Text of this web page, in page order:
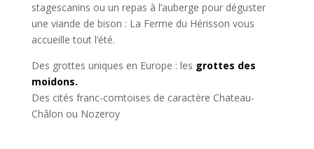
stagescanins ou un repas à l’auberge pour déguster
une viande de bison : La Ferme du Hérisson vous
accueille tout l’été.
Des grottes uniques en Europe : les grottes des
moidons.
Des cités franc-comtoises de caractère Chateau-
Châlon ou Nozeroy